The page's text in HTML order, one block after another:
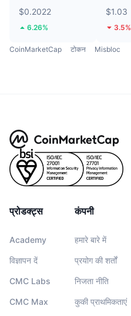
$0.2022
6.26%
$1.03
3.5%
CoinMarketCap टोकन Misbloc
प्रोडक्ट्स
Academy
विज्ञापन दें
CMC Labs
CMC Max
कंपनी
हमारे बारे में
प्रयोग की शर्तों
निजता नीति
कुकी प्राथमिकताएं